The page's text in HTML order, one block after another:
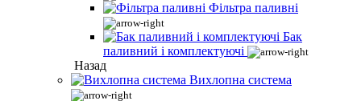
Фільтра паливні
Бак
паливний і комплектуючі
Назад
Вихлопна система